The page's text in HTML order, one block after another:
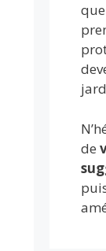
de